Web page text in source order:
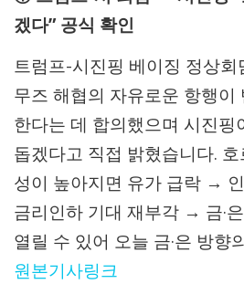
겠다” 공식 확인
트럼프-시진핑 베이징 정상
무즈 해협의 자유로운 항행이
한다는 데 합의했으며 시진핑
돕겠다고 직접 밝혔습니다.
성이 높아지면 유가 급락 →
금리인하 기대 재부각 → 금·
열릴 수 있어 오늘 금·은 방향
원본기사링크